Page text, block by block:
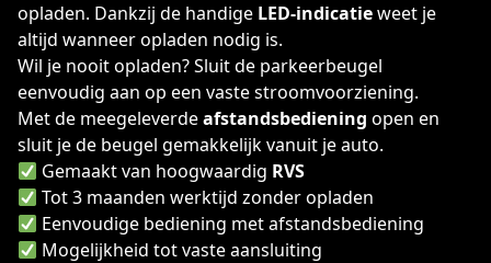
opladen. Dankzij de handige LED-indicatieweet je
altijd wanneer opladen nodig is.
Wil je nooit opladen? Sluit de parkeerbeugel
eenvoudig aan op een vaste stroomvoorziening.
Met de meegeleverdeafstandsbediening open en
sluit je de beugel gemakkelijk vanuit je auto.
Gemaakt van hoogwaardig RVS
Tot 3 maanden werktijd zonder opladen
Eenvoudige bediening met afstandsbediening
Mogelijkheid tot vaste aansluiting